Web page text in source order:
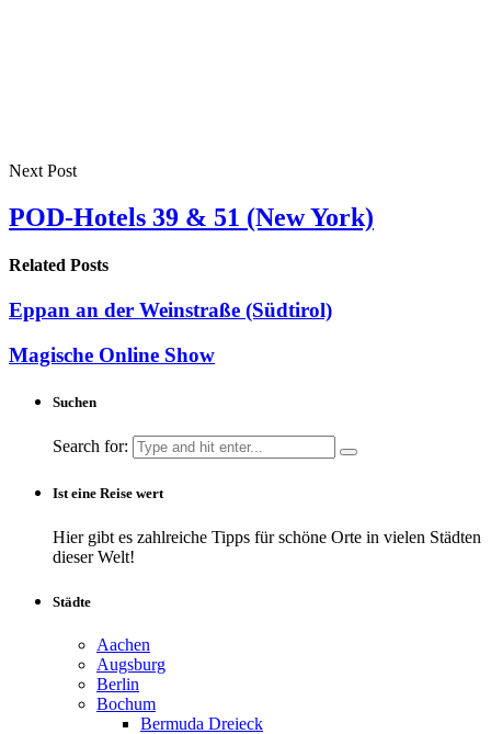
Next Post
POD-Hotels 39 & 51 (New York)
Related Posts
Eppan an der Weinstraße (Südtirol)
Magische Online Show
Suchen
Search for:
Ist eine Reise wert
Hier gibt es zahlreiche Tipps für schöne Orte in vielen Städten
dieser Welt!
Städte
Aachen
Augsburg
Berlin
Bochum
Bermuda Dreieck